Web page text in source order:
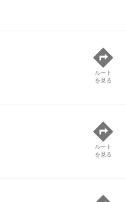
ルート
を見る
ルート
を見る